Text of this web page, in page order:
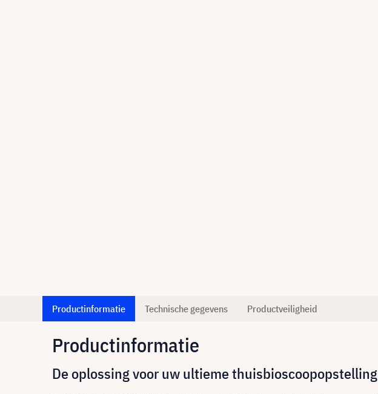
Productinformatie Technische gegevens Productveiligheid
Productinformatie
De oplossing voor uw ultieme thuisbioscoopopstelling